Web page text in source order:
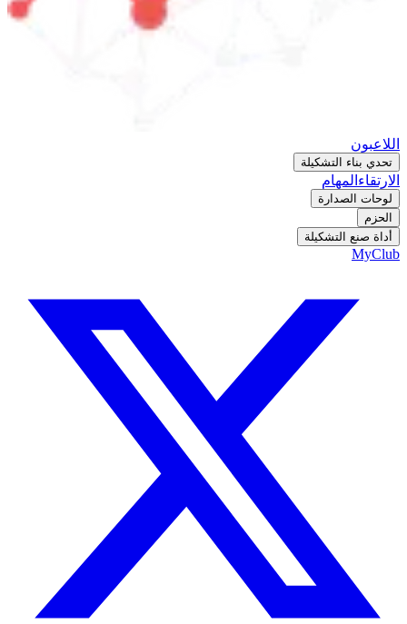
اللاعبون
تحدي بناء التشكيلة
الارتقاء المهام
لوحات الصدارة
الحزم
أداة صنع التشكيلة
MyClub